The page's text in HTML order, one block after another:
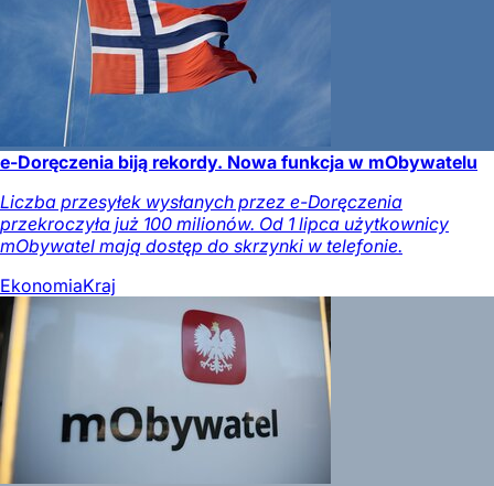
e-Doręczenia biją rekordy. Nowa funkcja w mObywatelu
Liczba przesyłek wysłanych przez e-Doręczenia
przekroczyła już 100 milionów. Od 1 lipca użytkownicy
mObywatel mają dostęp do skrzynki w telefonie.
EkonomiaKraj